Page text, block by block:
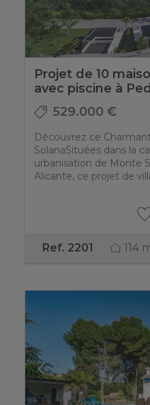
Projet de 10
avec piscine à
529.000 €
Découvrez ce
SolanaSituées dans la
urbanisation de Monte
Alicante, ce projet de
Ref. 2201 114